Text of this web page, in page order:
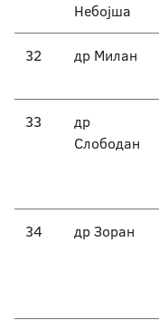
Небојша
32 др Милан
33
др
Слободан
34 др Зоран